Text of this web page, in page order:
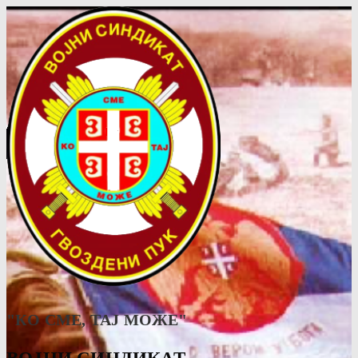
"КО СМЕ, ТАJ МОЖЕ"